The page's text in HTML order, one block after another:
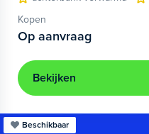
Kopen
Op aanvraag
Bekijken
Beschikbaar